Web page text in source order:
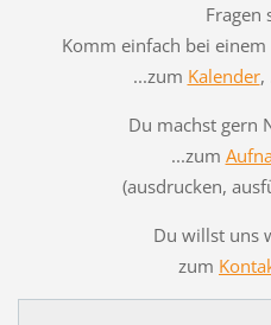
Fragen
Komm einfach bei
...zum Kalender,
Du machst gern
...zum
(ausdrucken,
Du willst uns
zum